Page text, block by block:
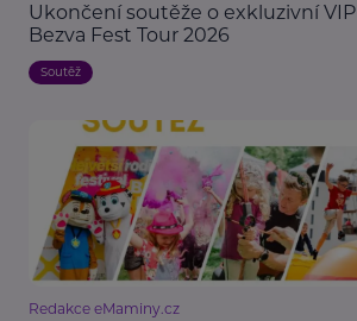
Ukončení soutěže o exkluzivní
Bezva Fest Tour 2026
Soutěž
Redakce eMaminy.cz